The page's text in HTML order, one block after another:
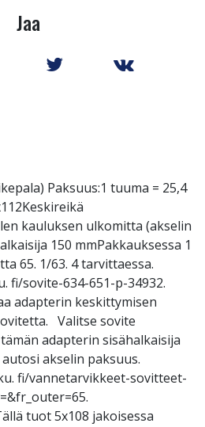
Jaa
Paksuus:1 tuuma = 25,4
kauluksen ulkomitta (akselin
150 mmPakkauksessa 1
65. 1/63. 4 tarvittaessa.
fi/sovite-634-651-p-34932.
adapterin keskittymisen
Valitse sovite
adapterin sisähalkaisija
akselin paksuus.
fi/vannetarvikkeet-sovitteet-
tuot 5x108 jakoisessa